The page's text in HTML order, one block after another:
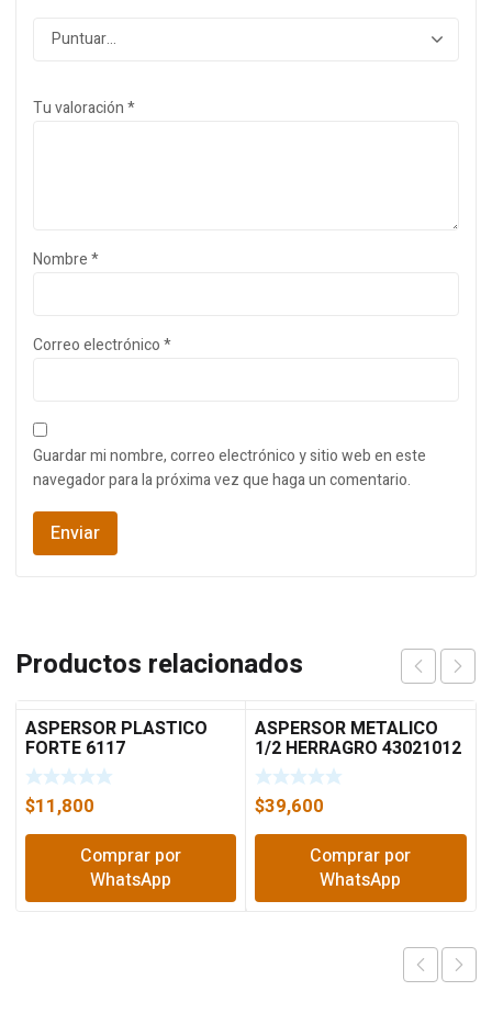
Tu valoración*
Nombre*
Correo electrónico*
Guardar mi nombre, correo electrónico y sitio web en este
navegador para la próxima vez que haga un comentario.
Productos relacionados
ASPERSOR PLASTICO
FORTE 6117
$11,800
Comprar por
WhatsApp
ASPERSOR METALICO
1/2 HERRAGRO 43021012
$39,600
Comprar por
WhatsApp